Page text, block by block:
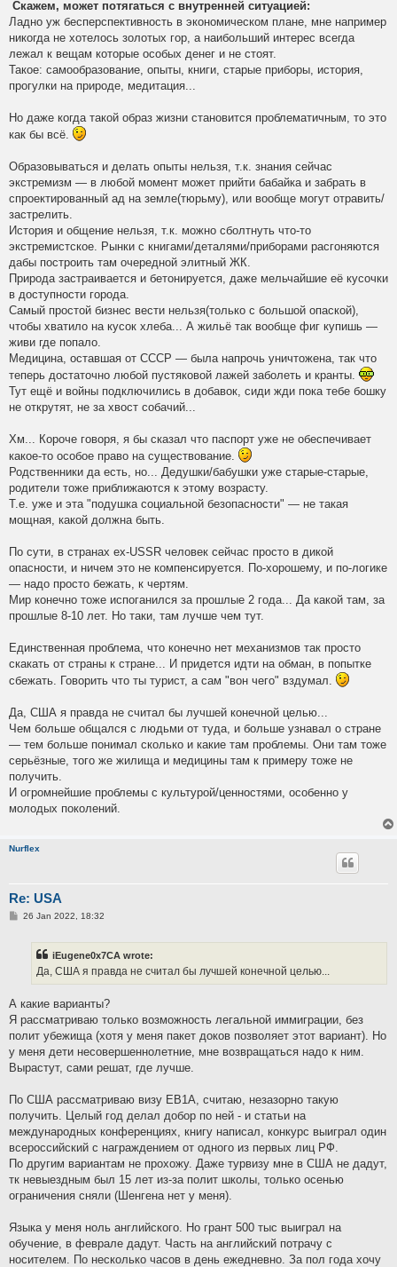
Скажем, может потягаться с внутренней ситуацией:
Ладно уж бесперспективность в экономическом плане, мне например
никогда не хотелось золотых гор, а наибольший интерес всегда
лежал к вещам которые особых денег и не стоят.
Такое: самообразование, опыты, книги, старые приборы, история,
прогулки на природе, медитация...
Но даже когда такой образ жизни становится проблематичным, то это
как бы всё.
Образовываться и делать опыты нельзя, т.к. знания сейчас
экстремизм — в любой момент может прийти бабайка и забрать в
спроектированный ад на земле(тюрьму), или вообще могут отравить/
застрелить.
История и общение нельзя, т.к. можно сболтнуть что-то
экстремистское. Рынки с книгами/деталями/приборами расгоняются
дабы построить там очередной элитный ЖК.
Природа застраивается и бетонируется, даже мельчайшие её кусочки
в доступности города.
Самый простой бизнес вести нельзя(только с большой опаской),
чтобы хватило на кусок хлеба... А жильё так вообще фиг купишь —
живи где попало.
Медицина, оставшая от СССР — была напрочь уничтожена, так что
теперь достаточно любой пустяковой лажей заболеть и кранты.
Тут ещё и войны подключились в добавок, сиди жди пока тебе бошку
не открутят, не за хвост собачий...
Хм... Короче говоря, я бы сказал что паспорт уже не обеспечивает
какое-то особое право на существование.
Родственники да есть, но... Дедушки/бабушки уже старые-старые,
родители тоже приближаются к этому возрасту.
Т.е. уже и эта "подушка социальной безопасности" — не такая
мощная, какой должна быть.
По сути, в странах ex-USSR человек сейчас просто в дикой
опасности, и ничем это не компенсируется. По-хорошему, и по-логике
— надо просто бежать, к чертям.
Мир конечно тоже испоганился за прошлые 2 года... Да какой там, за
прошлые 8-10 лет. Но таки, там лучше чем тут.
Единственная проблема, что конечно нет механизмов так просто
скакать от страны к стране... И придется идти на обман, в попытке
сбежать. Говорить что ты турист, а сам "вон чего" вздумал.
Да, США я правда не считал бы лучшей конечной целью...
Чем больше общался с людьми от туда, и больше узнавал о стране
— тем больше понимал сколько и какие там проблемы. Они там тоже
серьёзные, того же жилища и медицины там к примеру тоже не
получить.
И огромнейшие проблемы с культурой/ценностями, особенно у
молодых поколений.
Nurflex
Re: USA
P26 Jan 2022, 18:32
iEugene0x7CA wrote:
Да, США я правда не считал бы лучшей конечной целью...
А какие варианты?
Я рассматриваю только возможность легальной иммиграции, без
полит убежища (хотя у меня пакет доков позволяет этот вариант). Но
у меня дети несовершеннолетние, мне возвращаться надо к ним.
Вырастут, сами решат, где лучше.
По США рассматриваю визу EB1A, считаю, незазорно такую
получить. Целый год делал добор по ней - и статьи на
международных конференциях, книгу написал, конкурс выиграл один
всероссийский с награждением от одного из первых лиц РФ.
По другим вариантам не прохожу. Даже турвизу мне в США не дадут,
тк невыездным был 15 лет из-за полит школы, только осенью
ограничения сняли (Шенгена нет у меня).
Языка у меня ноль английского. Но грант 500 тыс выиграл на
обучение, в феврале дадут. Часть на английский потрачу с
носителем. По несколько часов в день ежедневно. За пол года хочу